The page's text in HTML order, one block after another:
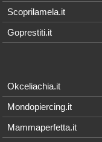
Scoprilamela.it
Goprestiti.it
Okceliachia.it
Mondopiercing.it
Mammaperfetta.it